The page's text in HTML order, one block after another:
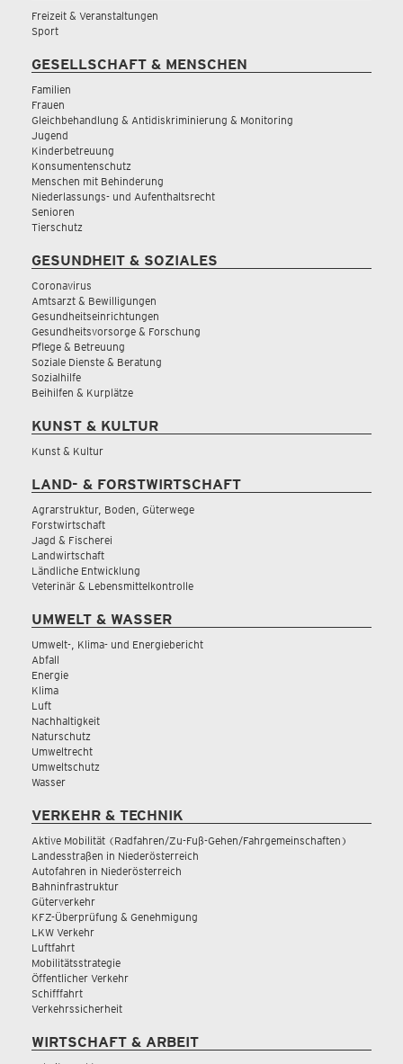
Freizeit & Veranstaltungen
Sport
GESELLSCHAFT & MENSCHEN
Familien
Frauen
Gleichbehandlung & Antidiskriminierung & Monitoring
Jugend
Kinderbetreuung
Konsumentenschutz
Menschen mit Behinderung
Niederlassungs- und Aufenthaltsrecht
Senioren
Tierschutz
GESUNDHEIT & SOZIALES
Coronavirus
Amtsarzt & Bewilligungen
Gesundheitseinrichtungen
Gesundheitsvorsorge & Forschung
Pflege & Betreuung
Soziale Dienste & Beratung
Sozialhilfe
Beihilfen & Kurplätze
KUNST & KULTUR
Kunst & Kultur
LAND- & FORSTWIRTSCHAFT
Agrarstruktur, Boden, Güterwege
Forstwirtschaft
Jagd & Fischerei
Landwirtschaft
Ländliche Entwicklung
Veterinär & Lebensmittelkontrolle
UMWELT & WASSER
Umwelt-, Klima- und Energiebericht
Abfall
Energie
Klima
Luft
Nachhaltigkeit
Naturschutz
Umweltrecht
Umweltschutz
Wasser
VERKEHR & TECHNIK
Aktive Mobilität (Radfahren/Zu-Fuß-Gehen/Fahrgemeinschaften)
Landesstraßen in Niederösterreich
Autofahren in Niederösterreich
Bahninfrastruktur
Güterverkehr
KFZ-Überprüfung & Genehmigung
LKW Verkehr
Luftfahrt
Mobilitätsstrategie
Öffentlicher Verkehr
Schifffahrt
Verkehrssicherheit
WIRTSCHAFT & ARBEIT